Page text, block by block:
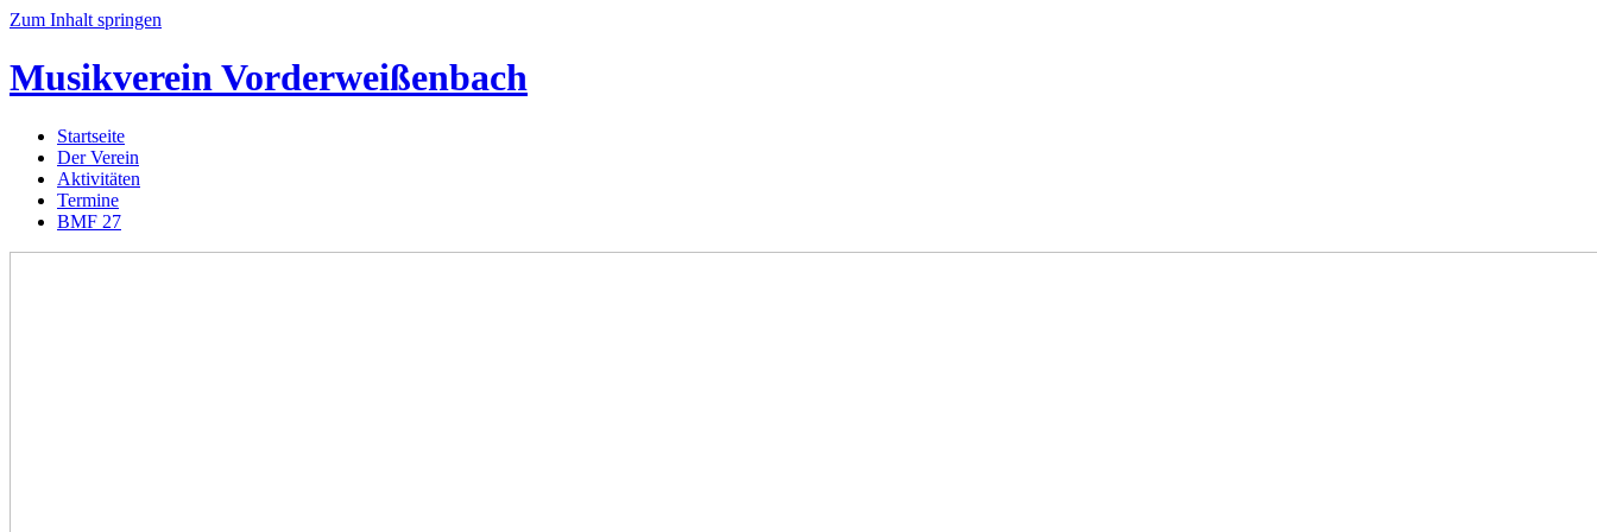
Zum Inhalt springen
MusikvereinVorderweißenbach
Startseite
Der Verein
Aktivitäten
Termine
BMF 27